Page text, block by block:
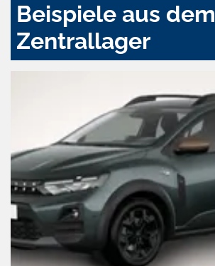
Beispiele aus dem
Zentrallager